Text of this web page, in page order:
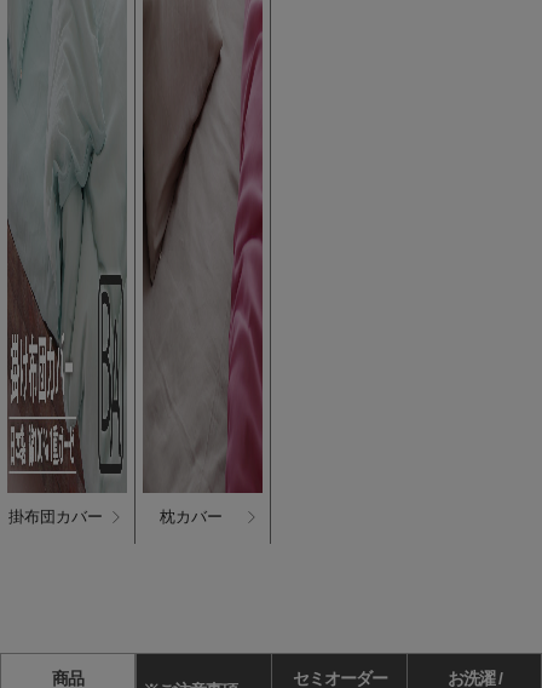
掛布団カバー 枕カバー
商品
セミオーダー
お洗濯 /